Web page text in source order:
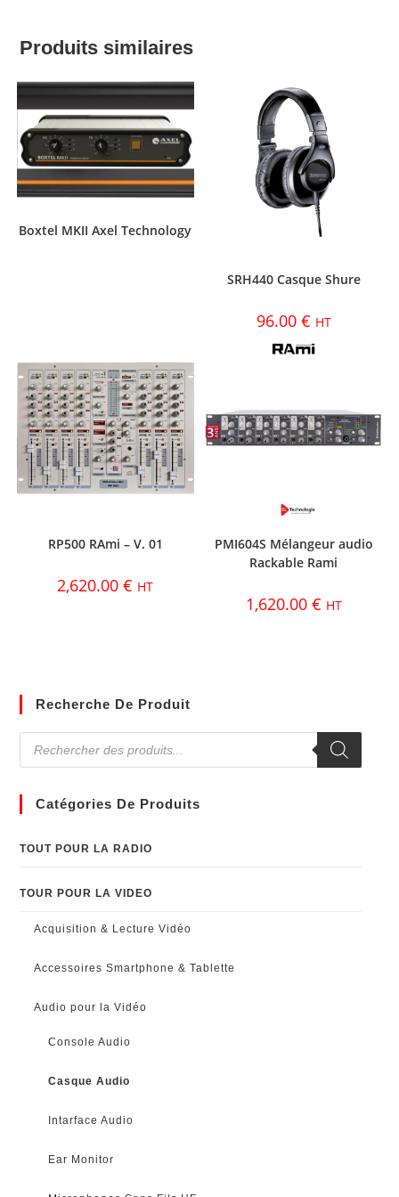
Produits similaires
Boxtel MKII Axel Technology
SRH440 Casque Shure
96.00 € HT
RP500 RAmi – V. 01
2,620.00€ HT
PMI604S Mélangeur audio
Rackable Rami
1,620.00 € HT
Recherche De Produit
Catégories De Produits
TOUT POUR LA RADIO
TOUR POUR LA VIDEO
Acquisition & Lecture Vidéo
Accessoires Smartphone & Tablette
Audio pour la Vidéo
Console Audio
Casque Audio
Intarface Audio
Ear Monitor